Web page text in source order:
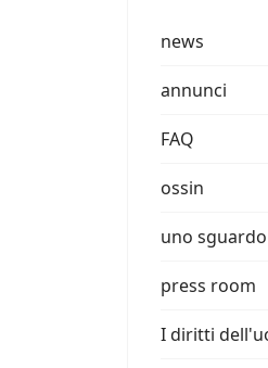
news
annunci
FAQ
ossin
uno
press room
I diritti